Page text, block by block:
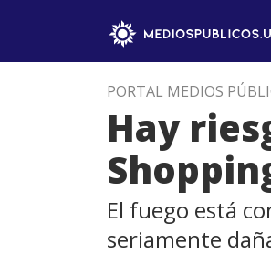
PORTAL MEDIOS
Hay
El fuego está
seriamente